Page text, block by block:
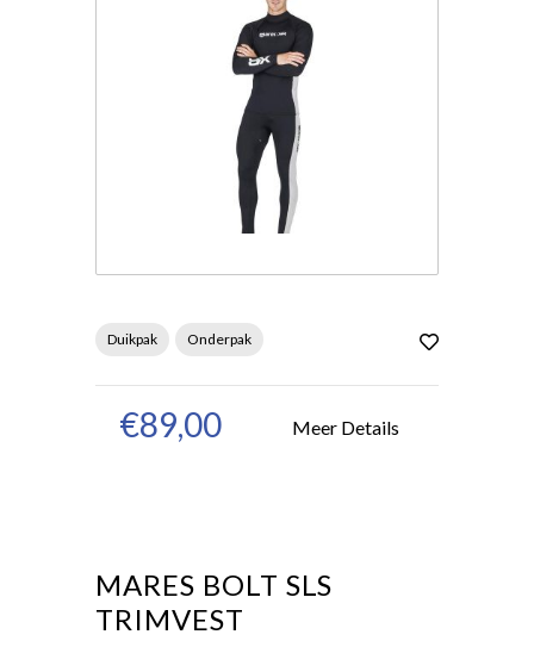
Duikpak Onderpak
€89,00 Meer Details
MARES BOLT SLS
TRIMVEST